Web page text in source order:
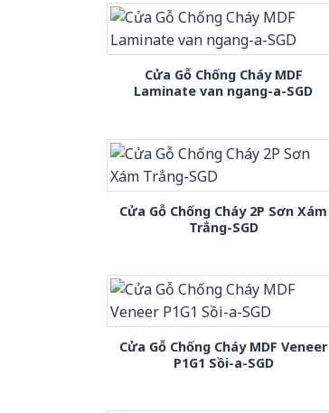
Cửa Gỗ Chống Cháy MDF
Laminate van ngang-a-SGD
Cửa Gỗ Chống Cháy 2P Sơn Xám
Trắng-SGD
Cửa Gỗ Chống Cháy MDF Veneer
P1G1 Sồi-a-SGD